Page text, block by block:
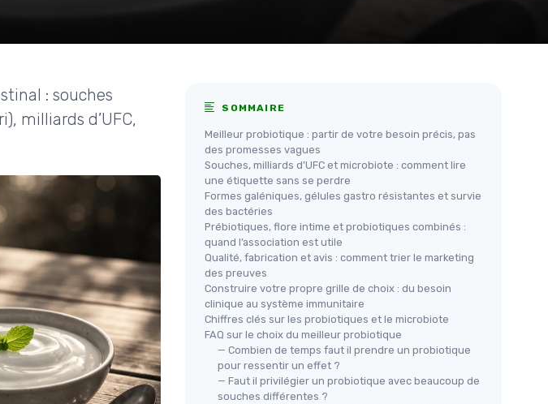
: souches
milliards d’UFC,
SOMMAIRE
Meilleur probiotique : partir de votre besoin précis, pas
des promesses vagues
Souches, milliards d’UFC et microbiote : comment lire
une étiquette sans se perdre
Formes galéniques, gélules gastro résistantes et survie
des bactéries
Prébiotiques, flore intime et probiotiques combinés :
quand l’association est utile
Qualité, fabrication et avis : comment trier le marketing
des preuves
Construire votre propre grille de choix : du besoin
clinique au système immunitaire
Chiffres clés sur les probiotiques et le microbiote
FAQ sur le choix du meilleur probiotique
— Combien de temps faut il prendre un probiotique
pour ressentir un effet ?
— Faut il privilégier un probiotique avec beaucoup de
souches différentes ?